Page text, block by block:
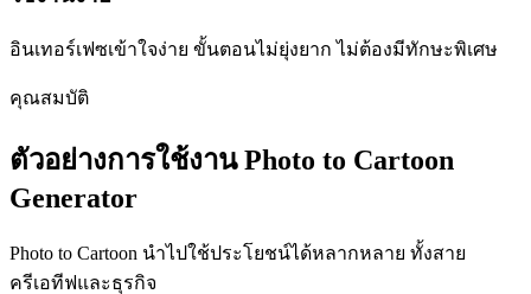
อินเทอร์เฟซเข้าใจง่าย ขั้นตอนไม่ยุ่งยาก ไม่ต้องมีทักษะพิเศษ
คุณสมบัติ
ตัวอย่างการใช้งาน Photo to Cartoon
Generator
Photo to Cartoon นำไปใช้ประโยชน์ได้หลากหลาย ทั้งสาย
ครีเอทีฟและธุรกิจ